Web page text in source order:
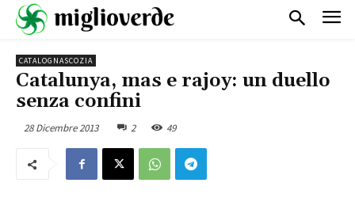
CATALOGNASCOZIA
Catalunya, mas e rajoy: un duello
senza confini
28 Dicembre 2013 2 49